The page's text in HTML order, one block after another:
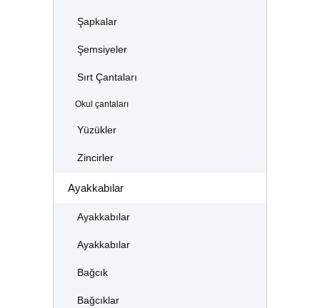
Şapkalar
Şemsiyeler
Sırt Çantaları
Okul çantaları
Yüzükler
Zincirler
Ayakkabılar
Ayakkabılar
Ayakkabılar
Bağcık
Bağcıklar